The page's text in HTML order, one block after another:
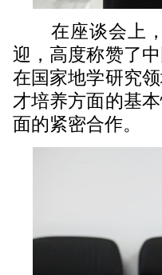
在座谈会上
迎，高度称赞了
在国家地学研究
才培养方面的基
面的紧密合作。